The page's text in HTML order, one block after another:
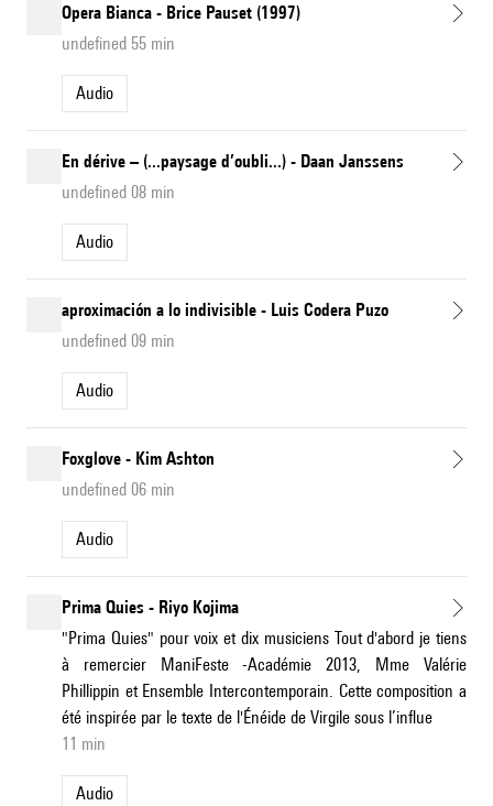
Opera Bianca - Brice Pauset (1997)
undefined 55 min
Audio
En dérive – (...paysage d’oubli...) - Daan Janssens
undefined 08 min
Audio
aproximación a lo indivisible - Luis Codera Puzo
undefined 09 min
Audio
Foxglove - Kim Ashton
undefined 06 min
Audio
Prima Quies - Riyo Kojima
"Prima Quies" pour voix et dix musiciens Tout d'abord je tiens
à remercier ManiFeste -Académie 2013, Mme Valérie
Phillippin et Ensemble Intercontemporain. Cette composition a
été inspirée par le texte de l'Énéide de Virgile sous l’influe
11 min
Audio